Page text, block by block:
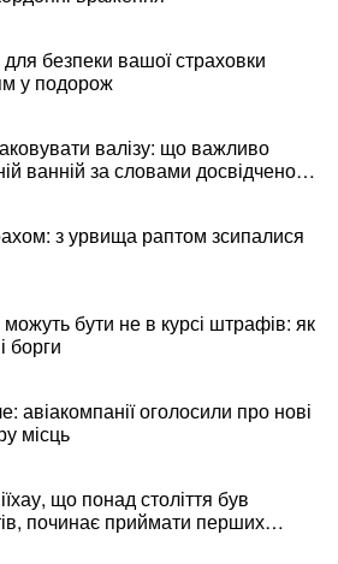
для безпеки вашої страховки
у подорож
валізу: що важливо
ванній за словами досвідченої
з урвища раптом зсипалися
можуть бути не в курсі штрафів: як
борги
авіакомпанії оголосили про нові
місць
що понад століття був
починає приймати перших